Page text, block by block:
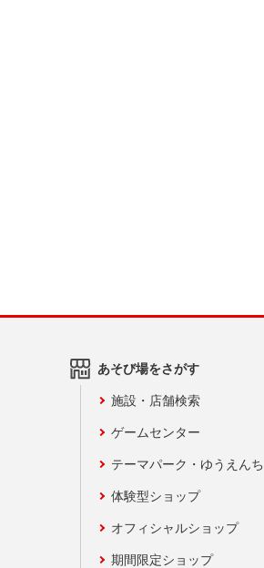
あそび場をさがす
施設・店舗検索
ゲームセンター
テーマパーク・ゆうえんち
体験型ショップ
オフィシャルショップ
期間限定ショップ